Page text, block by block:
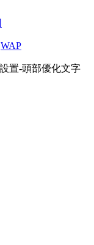
WAP
置-頭部優化文字